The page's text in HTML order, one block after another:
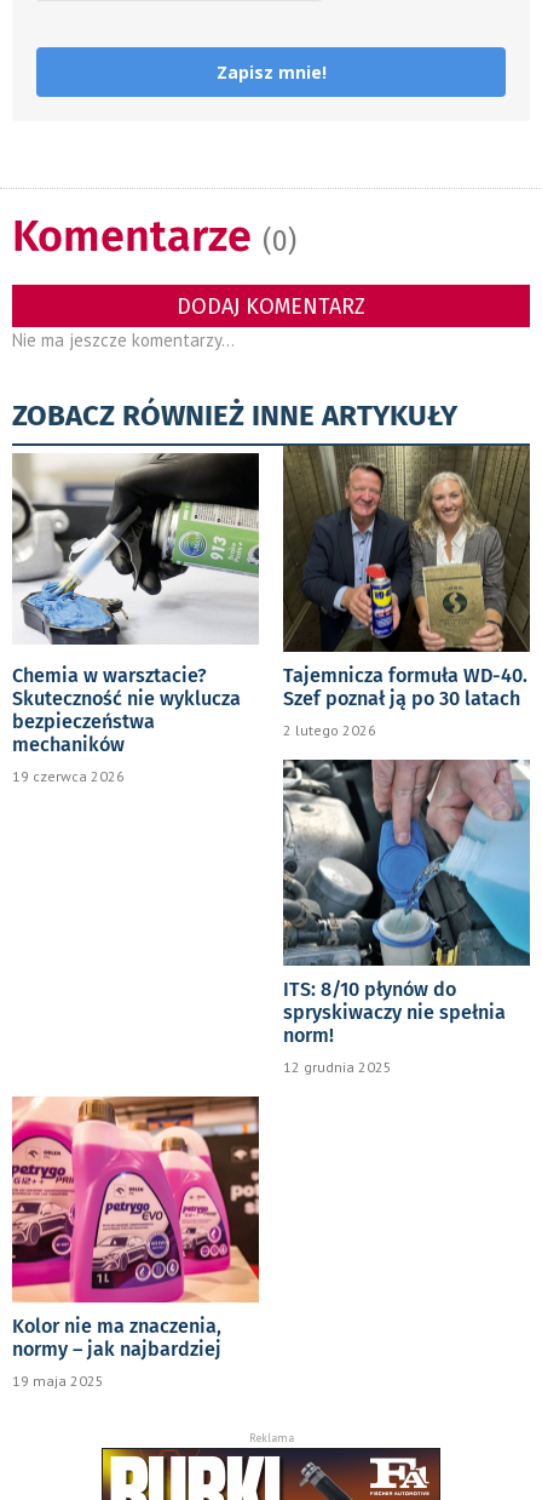
Zapisz mnie!
Komentarze (0)
DODAJ KOMENTARZ
Nie ma jeszcze komentarzy...
ZOBACZ RÓWNIEŻ INNE ARTYKUŁY
Chemia w warsztacie?
Skuteczność nie wyklucza
bezpieczeństwa
mechaników
19 czerwca 2026
Tajemnicza formuła WD-40.
Szef poznał ją po 30 latach
2 lutego 2026
ITS: 8/10 płynów do
spryskiwaczy nie spełnia
norm!
12 grudnia 2025
Kolor nie ma znaczenia,
normy – jak najbardziej
19 maja 2025
Reklama